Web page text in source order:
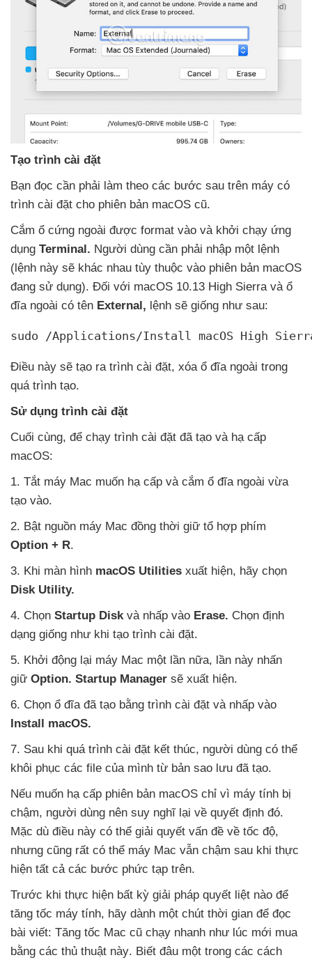
Tạo trình cài đặt
Bạn đọc cần phải làm theo các bước sau trên máy có
trình cài đặt cho phiên bản macOS cũ.
Cắm ổ cứng ngoài được format vào và khởi chạy ứng
dụng Terminal. Người dùng cần phải nhập một lệnh
(lệnh này sẽ khác nhau tùy thuộc vào phiên bản macOS
đang sử dụng). Đối với macOS 10.13 High Sierra và ổ
đĩa ngoài có tên External, lệnh sẽ giống như sau:
sudo /Applications/Install macOS High
Điều này sẽ tạo ra trình cài đặt, xóa ổ đĩa ngoài trong
quá trình tạo.
Sử dụng trình cài đặt
Cuối cùng, để chạy trình cài đặt đã tạo và hạ cấp
macOS:
1. Tắt máy Mac muốn hạ cấp và cắm ổ đĩa ngoài vừa
tạo vào.
2. Bật nguồn máy Mac đồng thời giữ tổ hợp phím
Option + R.
3. Khi màn hình macOS Utilities xuất hiện, hãy chọn
Disk Utility.
4. Chọn Startup Disk và nhấp vào Erase. Chọn định
dạng giống như khi tạo trình cài đặt.
5. Khởi động lại máy Mac một lần nữa, lần này nhấn
giữ Option. Startup Manager sẽ xuất hiện.
6. Chọn ổ đĩa đã tạo bằng trình cài đặt và nhấp vào
Install macOS.
7. Sau khi quá trình cài đặt kết thúc, người dùng có thể
khôi phục các file của mình từ bản sao lưu đã tạo.
Nếu muốn hạ cấp phiên bản macOS chỉ vì máy tính bị
chậm, người dùng nên suy nghĩ lại về quyết định đó.
Mặc dù điều này có thể giải quyết vấn đề về tốc độ,
nhưng cũng rất có thể máy Mac vẫn chậm sau khi thực
hiện tất cả các bước phức tạp trên.
Trước khi thực hiện bất kỳ giải pháp quyết liệt nào để
tăng tốc máy tính, hãy dành một chút thời gian để đọc
bài viết: Tăng tốc Mac cũ chạy nhanh như lúc mới mua
bằng các thủ thuật này. Biết đâu một trong các cách